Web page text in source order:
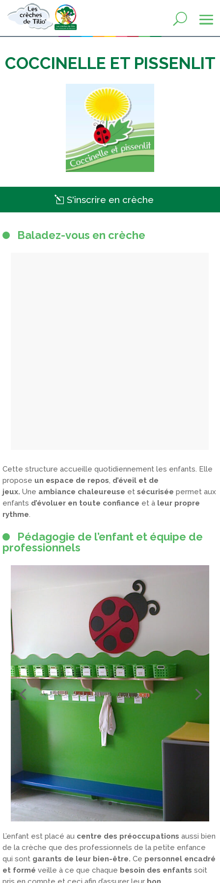
COCCINELLE ET PISSENLIT
S'inscrire en crèche
Baladez-vous en crèche
Cette structure accueille quotidiennement les enfants. Elle
propose un espace de repos, d’éveil et de
jeux. Une ambiance chaleureuse et sécurisée permet aux
enfants d’évoluer en toute confiance et à leur propre
rythme.
Pédagogie de l’enfant et équipe de
professionnels
L’enfant est placé au centre des préoccupations aussi bien
de la crèche que des professionnels de la petite enfance
qui sont garants de leur bien-être. Ce personnel encadré
et formé veille à ce que chaque besoin des enfants soit